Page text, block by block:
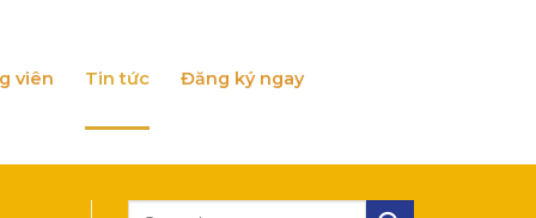
viên Tin tức Đăng ký ngay